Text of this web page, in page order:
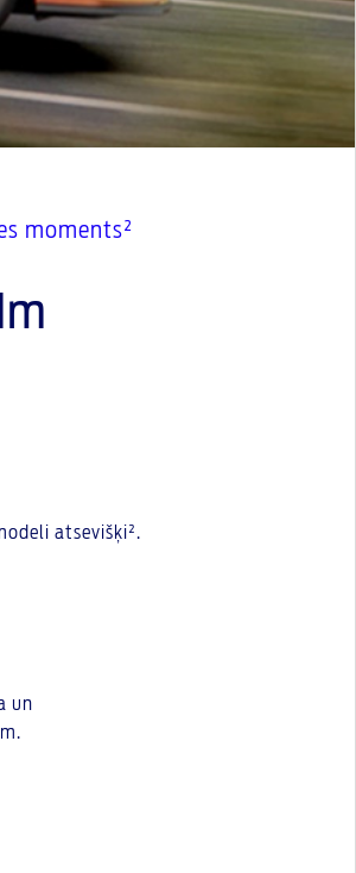
moments²
atsevišķi².
un